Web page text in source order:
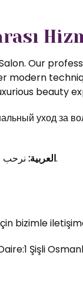
Our
modern
beauty
уход за
العربية:نرحب بالعملاء الدوليين. خدمات تصفيف الشعر والمكياج الاحترافي في قلب اسطنبول.
bizimle
Şişli